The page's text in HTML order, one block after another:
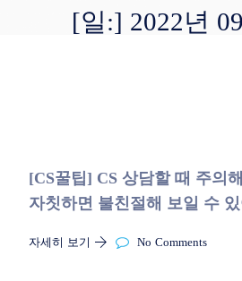
[일:] 2022년
[CS꿀팁] CS 상담할 때 주의
자칫하면 불친절해 보일 수
자세히 보기 No Comments